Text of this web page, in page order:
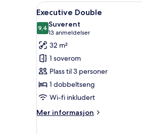
Åpne
alle
bildene
av
Executive
Double
6
Executive Double
9,49,4 av 10
Suverent
13 anmeldelser
(13
anmeldelser)
32 m²
1 soverom
Plass til 3 personer
1 dobbeltseng
Wi-fi inkludert
Mer informasjon
Mer